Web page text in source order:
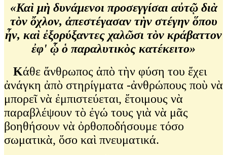
«Καὶ μὴ δυνάμενοι προσεγγίσαι αὐτῷ διὰ
τὸν ὄχλον, ἀπεστέγασαν τὴν στέγην ὅπου
ἦν, καὶ ἐξορύξαντες χαλῶσι τὸν κράβαττον
ἐφ' ᾧ ὁ παραλυτικὸς κατέκειτο»
Κάθε ἄνθρωπος ἀπὸ τὴν φύση του ἔχει
ἀνάγκη ἀπὸ στηρίγματα -ἀνθρώπους ποὺ νὰ
μπορεῖ νὰ ἐμπιστεύεται, ἔτοιμους νὰ
παραβλέψουν τὸ ἐγώ τους γιὰ νὰ μᾶς
βοηθήσουν νὰ ὀρθοποδήσουμε τόσο
σωματικὰ, ὅσο καὶ πνευματικά.